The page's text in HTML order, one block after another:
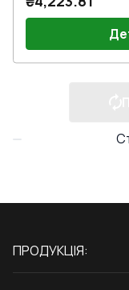
ПРОДУКЦІЯ: